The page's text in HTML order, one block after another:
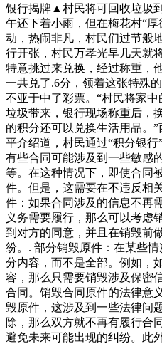
银行揭牌▲村民将可回收垃圾
午还下着小雨，但在梅花村“
动，热闹非凡，村民们过节般
行开张，村民万孝光早几天就
特意挑过来兑换，经过称重，
一共兑了.6分，领着这张特殊
不亚于中了彩票。“村民将家
垃圾带来，银行现场称重后，
的积分还可以兑换生活用品。
平介绍道，村民通过“积分银行
有些合同可能涉及到一些敏感
等。在这种情况下，即使合同
件。但是，这需要在不违反相
件：如果合同涉及的信息不再
义务需要履行，那么可以考虑
到对方的同意，并且在销毁前
纷。. 部分销毁原件：在某些
分内容，而不是全部。例如，
容，那么只需要销毁涉及保密
合同。销毁合同原件的法律意
毁原件，这涉及到一些法律问
除，那么双方就不再有履行合
避免未来可能出现的纠纷。此